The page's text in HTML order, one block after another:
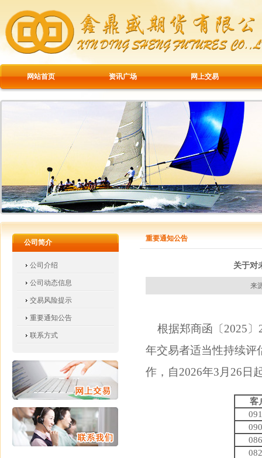
网站首页 资讯广场 网上交易
公司简介
公司介绍
公司动态信息
交易风险提示
重要通知公告
联系方式
重要通知公告
关于对
来
根据郑商函〔2025〕
年交易者适当性持续评
作，自2026年3月26日
客